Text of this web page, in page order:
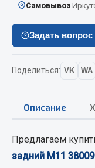
Аптечки и знаки
Брызговики
Вентиляторы
Весь раздел
Смазочные
Самовывоз
Задать
Поделиться: VK WA
Описание
Предлагаем
задний M11